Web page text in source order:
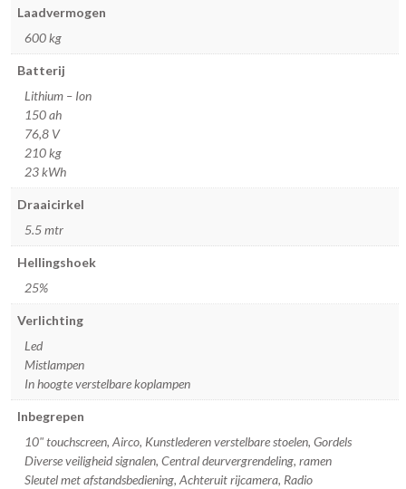
Laadvermogen
600 kg
Batterij
Lithium – Ion
150 ah
76,8 V
210 kg
23 kWh
Draaicirkel
5.5 mtr
Hellingshoek
25%
Verlichting
Led
Mistlampen
In hoogte verstelbare koplampen
Inbegrepen
10" touchscreen, Airco, Kunstlederen verstelbare stoelen, Gordels
Diverse veiligheid signalen, Central deurvergrendeling, ramen
Sleutel met afstandsbediening, Achteruit rijcamera, Radio